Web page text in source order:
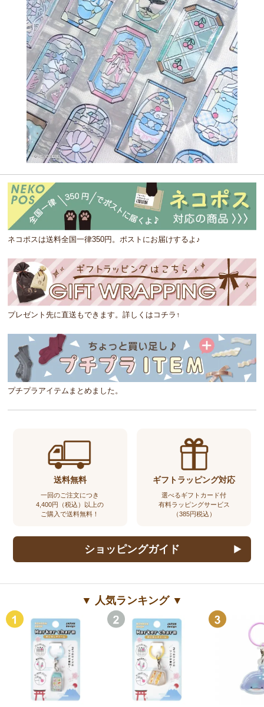
ネコポスは送料全国一律350円。ポストにお届けするよ♪
プレゼント先に直送もできます。詳しくはコチラ↑
プチプラアイテムまとめました。
送料無料
一回のご注文につき
4,400円（税込）以上の
ご購入で送料無料！
ギフトラッピング対応
選べるギフトカード付
有料ラッピングサービス
（385円税込）
ショッピングガイド
▼ 人気ランキング ▼